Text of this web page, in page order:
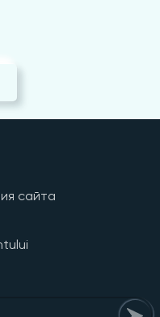
сайта